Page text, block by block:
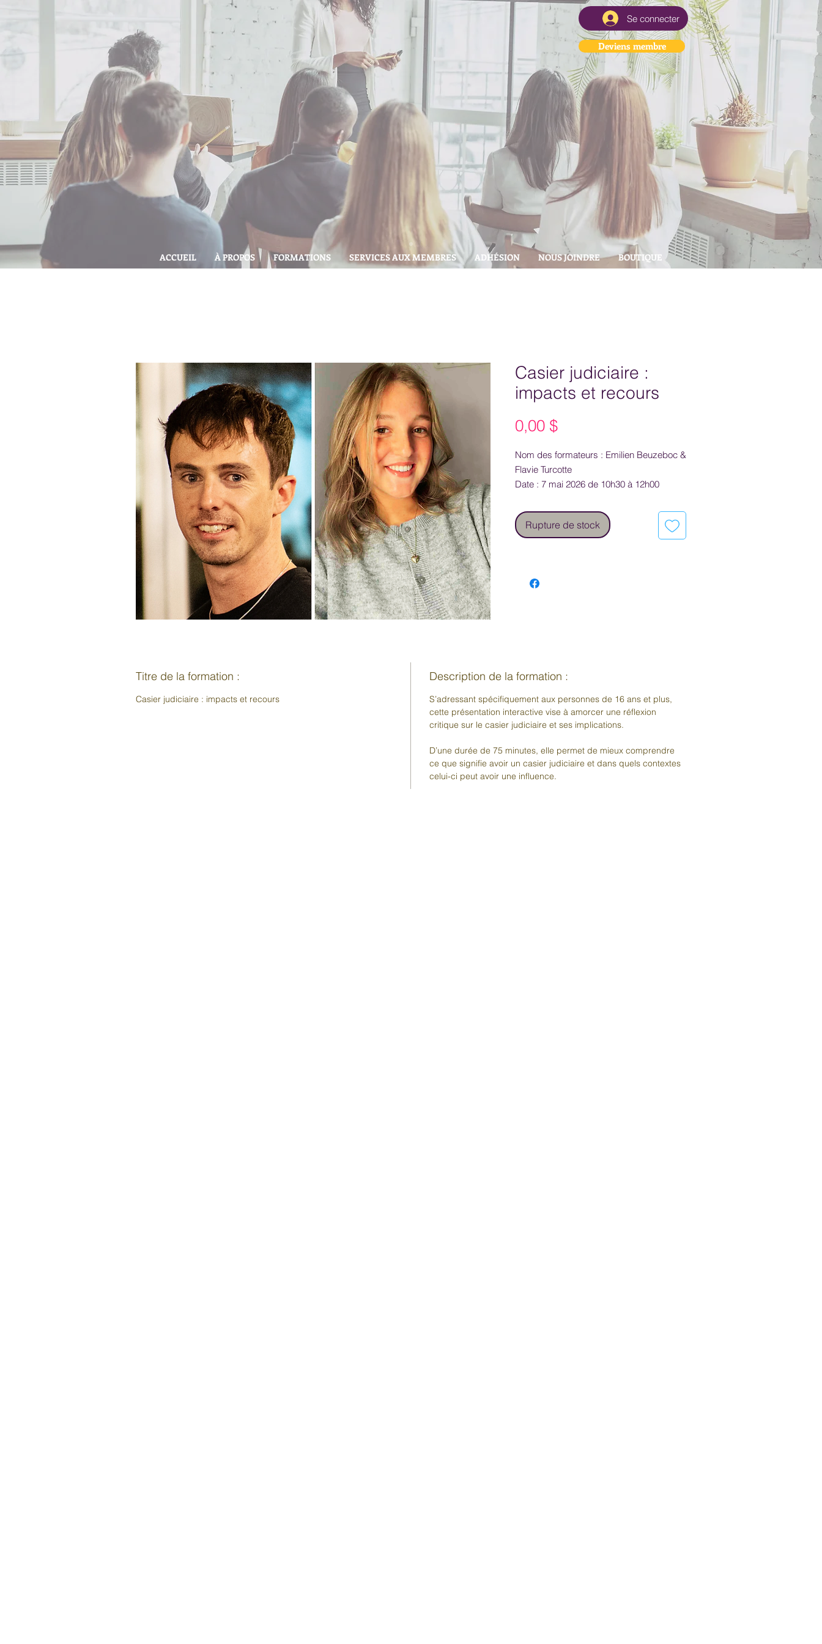
Se connecter
Deviens membre
ACCUEIL À PROPOS FORMATIONS SERVICES AUX MEMBRES ADHÉSION NOUS JOINDRE BOUTIQUE
Casier judiciaire :
impacts et recours
0,00 $Prix
Nom des formateurs : Emilien Beuzeboc &
Flavie Turcotte
Date : 7 mai 2026 de 10h30 à 12h00
Rupture de stock
Titre de la formation :
Casier judiciaire : impacts et recours
Description de la formation :
S’adressant spécifiquement aux personnes de 16 ans et plus,
cette présentation interactive vise à amorcer une réflexion
critique sur le casier judiciaire et ses implications.
D’une durée de 75 minutes, elle permet de mieux comprendre
ce que signifie avoir un casier judiciaire et dans quels contextes
celui-ci peut avoir une influence.